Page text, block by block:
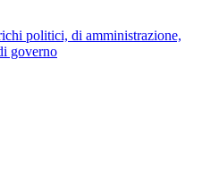
politici, di amministrazione,
governo